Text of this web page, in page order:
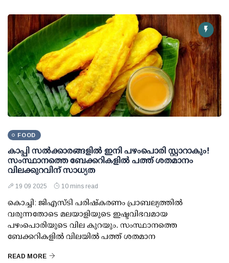
FOOD
കാപ്പി സല്‍ക്കാരങ്ങളില്‍ ഇനി പഴംപൊരി സ്റ്റാറാകും!
സംസ്ഥാനത്തെ ബേക്കറികളില്‍ പത്ത് ശതമാനം
വിലക്കുറവിന് സാധ്യത
19 09 2025 10 mins read
കൊച്ചി: ജിഎസ്ടി പരിഷ്‌കരണം പ്രാബല്യത്തില്‍
വരുന്നതോടെ മലയാളിയുടെ ഇഷ്ടവിഭവമായ
പഴംപൊരിയുടെ വില കുറയും. സംസ്ഥാനത്തെ
ബേക്കറികളില്‍ വിലയില്‍ പത്ത് ശതമാന
READ MORE